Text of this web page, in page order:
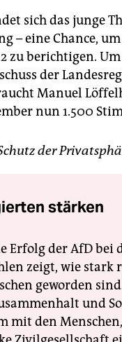
sich das junge
– eine Chance,
zu berichtigen.
der
Manuel
nun 1.500
der
stärken
Erfolg der AfD bei
zeigt, wie stark
geworden
und
mit den